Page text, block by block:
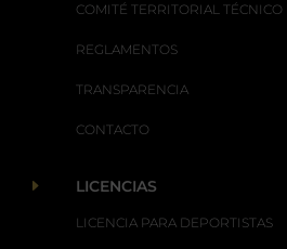
COMITÉ TERRITORIAL TÉCNICO
REGLAMENTOS
TRANSPARENCIA
CONTACTO
E LICENCIAS
LICENCIA PARA DEPORTISTAS